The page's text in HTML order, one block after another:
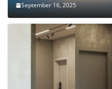
September 16, 2025